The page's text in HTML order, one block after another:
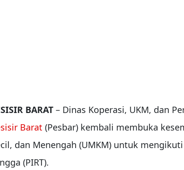
BARAT – Dinas Koperasi, UKM, dan
Barat (Pesbar) kembali membuka
dan Menengah (UMKM) untuk
(PIRT).